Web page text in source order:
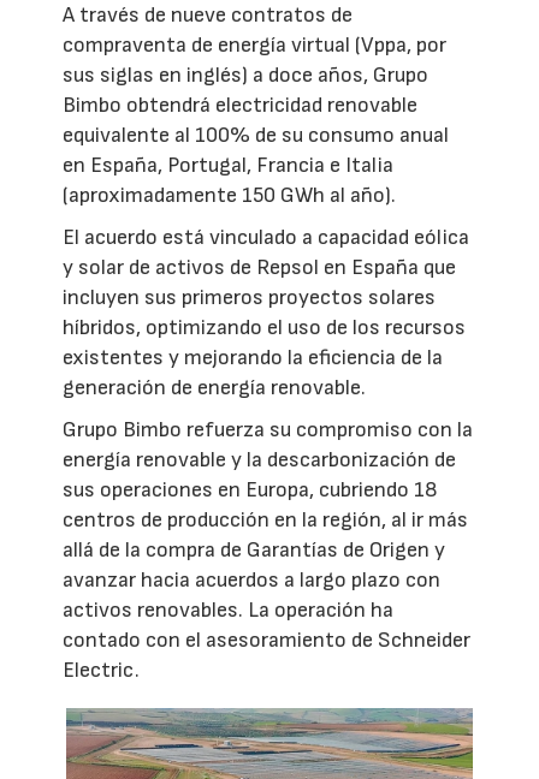
A través de nueve contratos de
compraventa de energía virtual (Vppa, por
sus siglas en inglés) a doce años, Grupo
Bimbo obtendrá electricidad renovable
equivalente al 100% de su consumo anual
en España, Portugal, Francia e Italia
(aproximadamente 150 GWh al año).
El acuerdo está vinculado a capacidad eólica
y solar de activos de Repsol en España que
incluyen sus primeros proyectos solares
híbridos, optimizando el uso de los recursos
existentes y mejorando la eficiencia de la
generación de energía renovable.
Grupo Bimbo refuerza su compromiso con la
energía renovable y la descarbonización de
sus operaciones en Europa, cubriendo 18
centros de producción en la región, al ir más
allá de la compra de Garantías de Origen y
avanzar hacia acuerdos a largo plazo con
activos renovables. La operación ha
contado con el asesoramiento de Schneider
Electric.